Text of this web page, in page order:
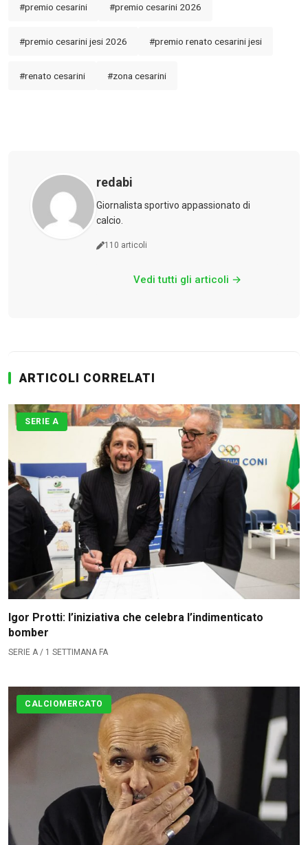
#premio cesarini #premio cesarini 2026
#premio cesarini jesi 2026 #premio renato cesarini jesi
#renato cesarini #zona cesarini
redabi
Giornalista sportivo appassionato di
calcio.
110 articoli
Vedi tutti gli articoli →
ARTICOLI CORRELATI
SERIE A
Igor Protti: l’iniziativa che celebra l’indimenticato
bomber
SERIE A / 1 SETTIMANA FA
CALCIOMERCATO